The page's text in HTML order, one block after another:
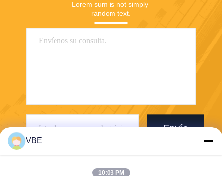
Lorem sum is not simply
random text.
Envío
VBE
10:03 PM